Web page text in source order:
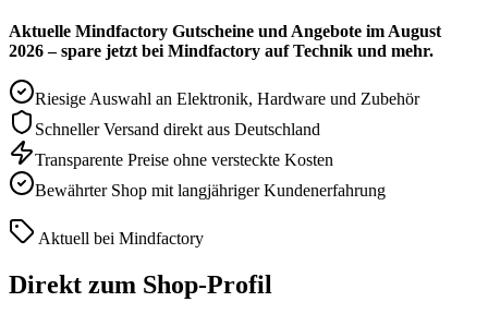
Aktuelle Mindfactory Gutscheine und Angebote im August
2026 – spare jetzt bei Mindfactory auf Technik und mehr.
Riesige Auswahl an Elektronik, Hardware und Zubehör
Schneller Versand direkt aus Deutschland
Transparente Preise ohne versteckte Kosten
Bewährter Shop mit langjähriger Kundenerfahrung
Aktuell bei Mindfactory
Direkt zum Shop-Profil